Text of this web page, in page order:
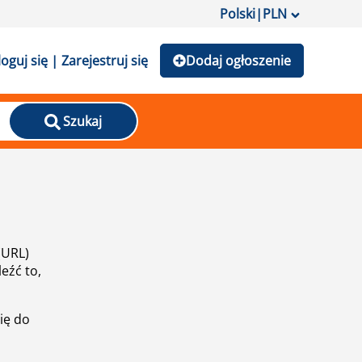
Polski|PLN
się | Zarejestruj się Dodaj ogłoszenie
Szukaj
to,
do